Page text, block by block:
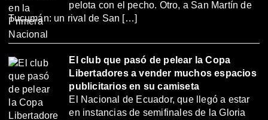
pelota con el pecho. Otro, a San Martín de
Tucumán: un rival de San […]
El club que pasó de pelear la Copa
Libertadores a vender muchos espacios
publicitarios en su camiseta
El Nacional de Ecuador, que llegó a estar
en instancias de semifinales de la Gloria